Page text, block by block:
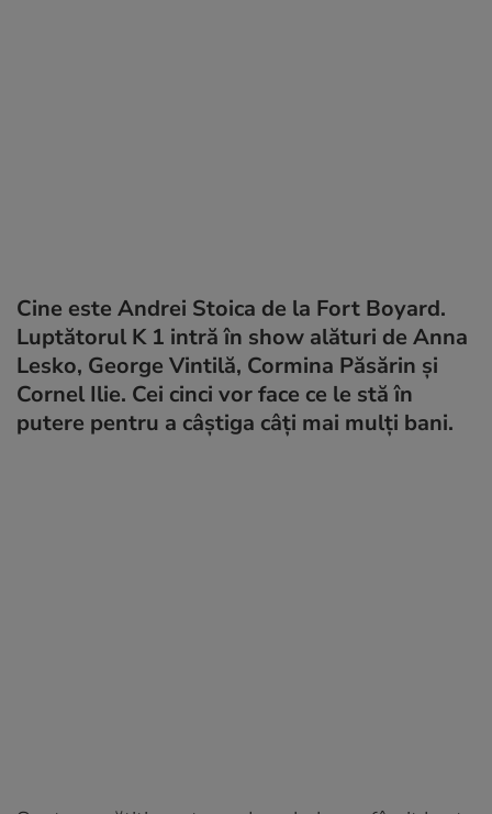
Cine este Andrei Stoica de la Fort Boyard.
Luptătorul K 1 intră în show alături de Anna
Lesko, George Vintilă, Cormina Păsărin și
Cornel Ilie. Cei cinci vor face ce le stă în
putere pentru a câștiga câți mai mulți bani.